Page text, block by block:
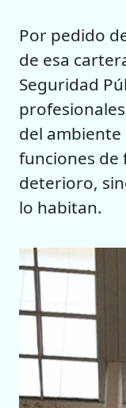
Por pedido
de esa
Seguridad
del
funciones de
deterioro,
lo habitan.